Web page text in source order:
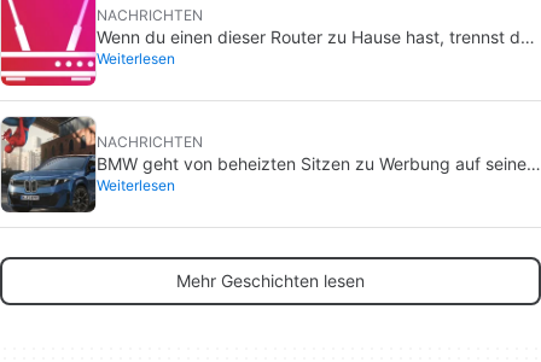
NACHRICHTEN
Wenn du einen dieser Router zu Hause hast, trennst du
ihn am besten sofort vom Netz.
Weiterlesen
NACHRICHTEN
BMW geht von beheizten Sitzen zu Werbung auf seinen
Bildschirmen über: Was ist mit Spider-Man los?
Weiterlesen
Mehr Geschichten lesen